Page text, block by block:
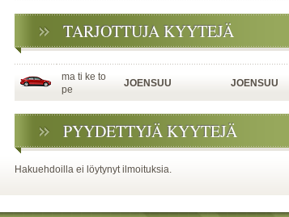
TARJOTTUJA KYYTEJÄ
ma ti ke to
pe
JOENSUU JOENSUU
PYYDETTYJÄ KYYTEJÄ
Hakuehdoilla ei löytynyt ilmoituksia.